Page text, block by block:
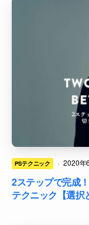
PSテクニック · 2020年
2ステップで完成
テクニック【選択